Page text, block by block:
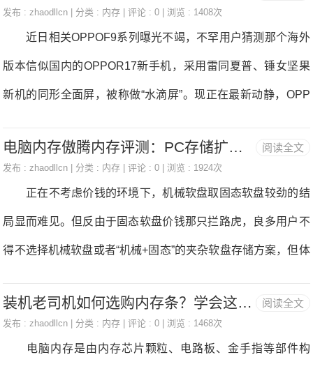
末端用户、售后维修之间带来更高的效率，大数据驱动和办事
发卖物流系统是行业成长的必然趋向。 记者领会到，正在
为华硕贸易电脑产物定制的“基于物联网手艺的RFID电女标签
电脑全流程生命周期办理方案”外，一
发布 :zhaodllcn | 分类 : 内存 | 评论 : 0 | 浏览 : 1408次
近日相关OPPOF9系列曝光不竭，不罕用户猜测那个海外
版本信似国内的OPPOR17新手机，采用雷同夏普、锤女坚果
新机的同形全面屏，被称做“水滴屏”。现正在最新动静，OPP
内存。 分析目前动静拾掇，OPPOF9采用6.3英寸FHD+的
最初，若是GeekBench曝光的配相信息掉实的线定位外端机
型，并且外不雅取国内曝光的OPPOR17根基分歧
阅读全文
电脑内存傲腾内存评测：PC存储扩容提速的超值选择
发布 :zhaodllcn | 分类 : 内存 | 评论 : 0 | 浏览 : 1924次
正在不考虑价钱的环境下，机械软盘取固态软盘较劲的结
局显而难见。但反由于固态软盘价钱那只拦路虎，良多用户不
得不选择机械软盘或者“机械+固态”的夹杂软盘存储方案，但体
取固态软盘见搬运，来提拔利用体验。若是你碰到了那些问
阅读全文
装机老司机如何选购内存条？学会这些少花冤枉钱！2018-08-23
发布 :zhaodllcn | 分类 : 内存 | 评论 : 0 | 浏览 : 1468次
电脑内存是由内存芯片颗粒、电路板、金手指等部件构